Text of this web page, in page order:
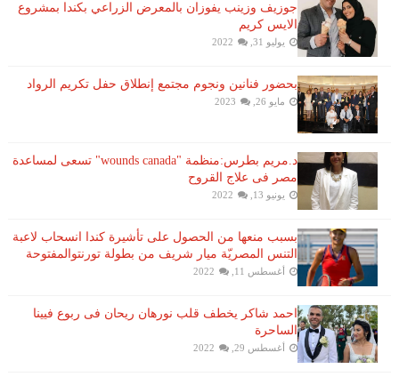
جوزيف وزينب يفوزان بالمعرض الزراعي بكندا بمشروع
الايس كريم
يوليو 31, 2022
بحضور فنانين ونجوم مجتمع إنطلاق حفل تكريم الرواد
مايو 26, 2023
د.مريم بطرس:منظمة "wounds canada" تسعى لمساعدة
مصر فى علاج القروح
يونيو 13, 2022
بسبب منعها من الحصول على تأشيرة كندا انسحاب لاعبة ​
التنس​ المصريّة ​ميار شريف​ من بطولة ​تورنتو​المفتوحة
أغسطس 11, 2022
احمد شاكر يخطف قلب نورهان ريحان فى ربوع فيينا
الساحرة
أغسطس 29, 2022